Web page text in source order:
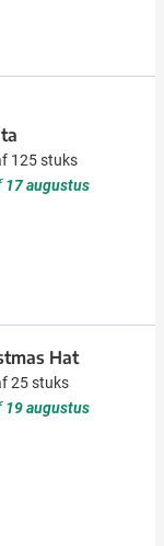
125 stuks
17 augustus
Hat
25 stuks
19 augustus